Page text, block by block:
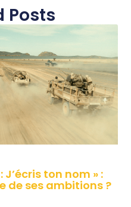
Posts
ton nom » :
de ses ambitions ?